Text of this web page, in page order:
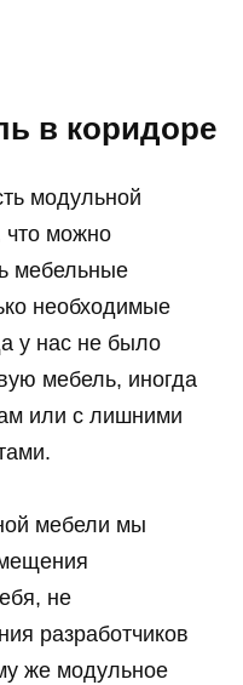
в коридоре
модульной
что можно
мебельные
необходимые
у нас не было
мебель, иногда
или с лишними
мебели мы
не
разработчиков
же модульное